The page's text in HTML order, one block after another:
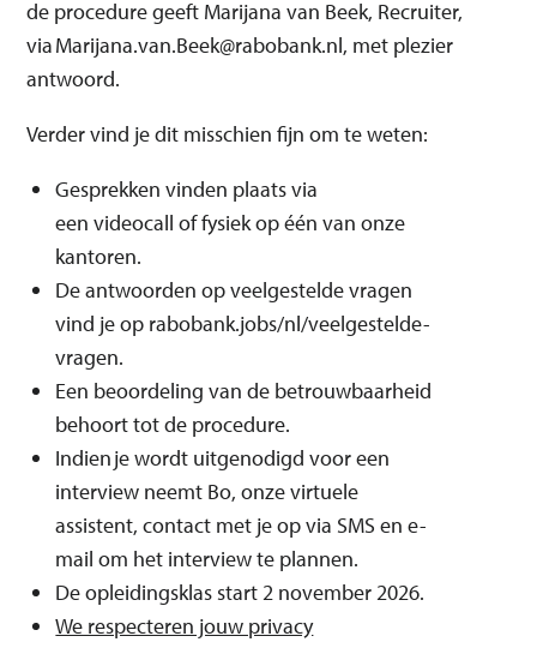
de procedure geeft Marijana van Beek, Recruiter,
via Marijana.van.Beek@rabobank.nl, met plezier
antwoord.
Verder vind je dit misschien fijn om te weten:
Gesprekken vinden plaats via
een videocall of fysiek op één van onze
kantoren.
De antwoorden op veelgestelde vragen
vind je op rabobank.jobs/nl/veelgestelde-
vragen.
Een beoordeling van de betrouwbaarheid
behoort tot de procedure.
Indien je wordt uitgenodigd voor een
interview neemt Bo, onze virtuele
assistent, contact met je op via SMS en e-
mail om het interview te plannen.
De opleidingsklas start 2 november 2026.
We respecteren jouw privacy